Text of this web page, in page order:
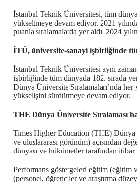
İstanbul Teknik Üniversitesi, tüm
yükseltmeye devam ediyor. 2021
puanla sıralamalarda yer aldı. 2024
İTÜ, üniversite-sanayi işbirliğinde
İstanbul Teknik Üniversitesi aynı
işbirliğinde tüm dünyada 182. sırada
Dünya Üniversite Sıralamaları’nda her
yükselişini sürdürmeye devam ediyor.
THE Dünya Üniversite Sıralaması
Times Higher Education (THE) Dünya
ve uluslararası görünüm) açısından
dünyası ve hükümetler tarafından
Performans göstergeleri eğitim (eğitim
(personel, öğrenciler ve araştırma